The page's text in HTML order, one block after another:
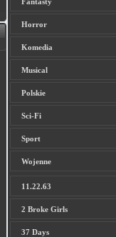
Horror
Komedia
Musical
Polskie
Sci-Fi
Sport
Wojenne
11.22.63
2 Broke Girls
37 Days